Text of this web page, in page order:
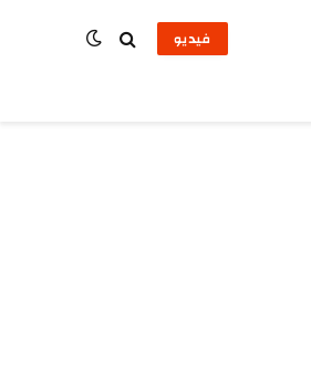
فيديو